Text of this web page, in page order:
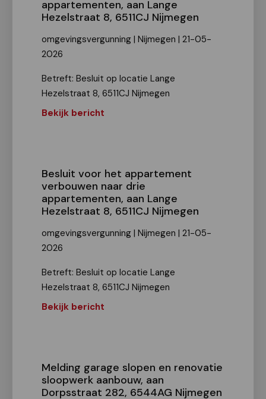
appartementen, aan Lange
Hezelstraat 8, 6511CJ Nijmegen
omgevingsvergunning | Nijmegen | 21-05-
2026
Betreft: Besluit op locatie Lange
Hezelstraat 8, 6511CJ Nijmegen
Bekijk bericht
Besluit voor het appartement
verbouwen naar drie
appartementen, aan Lange
Hezelstraat 8, 6511CJ Nijmegen
omgevingsvergunning | Nijmegen | 21-05-
2026
Betreft: Besluit op locatie Lange
Hezelstraat 8, 6511CJ Nijmegen
Bekijk bericht
Melding garage slopen en renovatie
sloopwerk aanbouw, aan
Dorpsstraat 282, 6544AG Nijmegen